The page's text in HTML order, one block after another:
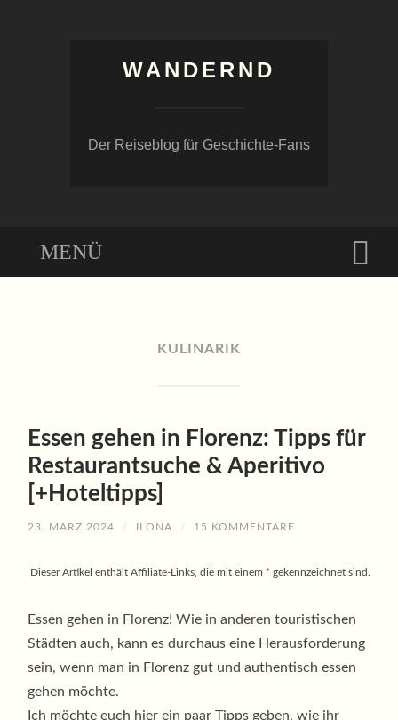
WANDERND
Der Reiseblog für Geschichte-Fans
Menü
KULINARIK
Essen gehen in Florenz: Tipps für
Restaurantsuche & Aperitivo
[+Hoteltipps]
23. MÄRZ 2024 / ILONA / 15 KOMMENTARE
Dieser Artikel enthält Affiliate-Links, die mit einem * gekennzeichnet sind.
Essen gehen in Florenz! Wie in anderen touristischen
Städten auch, kann es durchaus eine Herausforderung
sein, wenn man in Florenz gut und authentisch essen
gehen möchte.
Ich möchte euch hier ein paar Tipps geben, wie ihr